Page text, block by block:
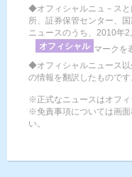
◆オフィシャルニュ－スと
所、証券保管センター、
ニュースのうち、2010年
オフィシャル マークを
◆オフィシャルニュース以
の情報を翻訳したものです
※正式なニュースはオフィ
※免責事項については画
い。